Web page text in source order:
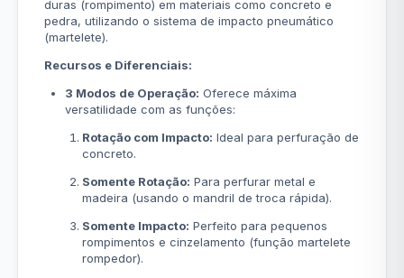
duras (rompimento) em materiais como concreto e
pedra, utilizando o sistema de impacto pneumático
(martelete).
Recursos e Diferenciais:
3 Modos de Operação: Oferece máxima
versatilidade com as funções:
Rotação com Impacto: Ideal para perfuração de
concreto.
Somente Rotação: Para perfurar metal e
madeira (usando o mandril de troca rápida).
Somente Impacto: Perfeito para pequenos
rompimentos e cinzelamento (função martelete
rompedor).